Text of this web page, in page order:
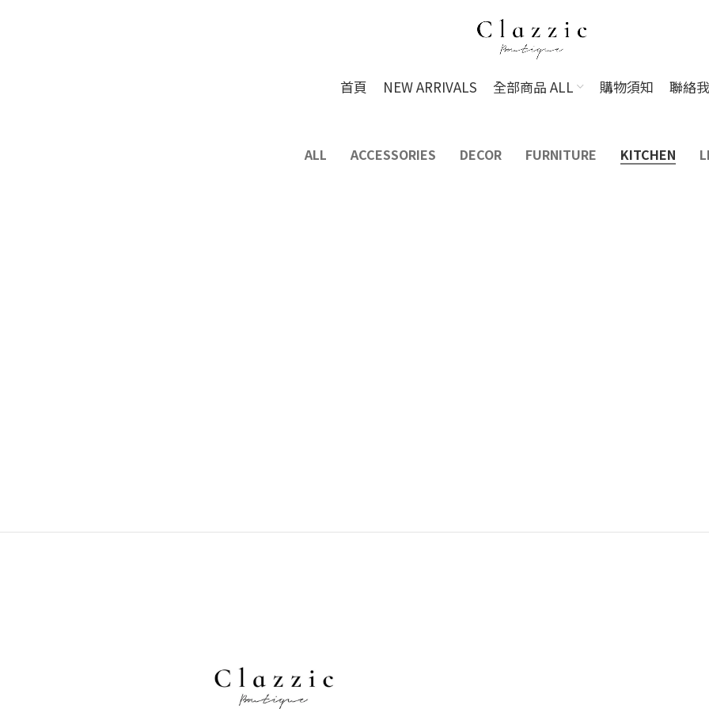
首頁 NEW ARRIVALS 全部商品 ALL 購物須知 聯絡
ALL ACCESSORIES DECOR FURNITURE KITCHEN